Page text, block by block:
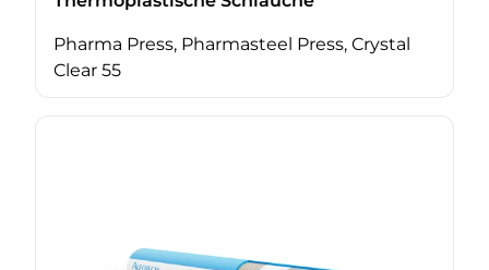
Pharma Press, Pharmasteel Press, Crystal
Clear 55